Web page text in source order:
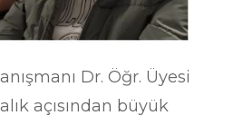
Dr. Öğr. Üyesi
açısından büyük